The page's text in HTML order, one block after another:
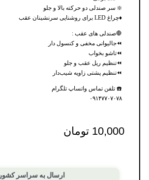
❇️ سر صندلی دو حرکته بالا و جلو
♦چراغ LED برای روشنایی سرنشینان عقب
🛑صندلی های عقب :
⏪جالیوانی مخفی و کنسول دار
⏪تاشو بخواب
⏪تنظیم ریل عقب و جلو
⏪تنظیم پشتی زاویه شیب‌دار
☎️ تلفن تماس واتساپ تلگرام
۰۹۱۴۷۷۰۷۰۷۸
10,000 تومان
ارسال به سراسر کشور